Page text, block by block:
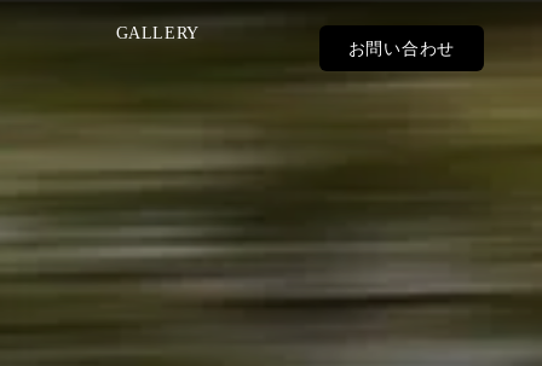
GALLERY
お問い合わせ